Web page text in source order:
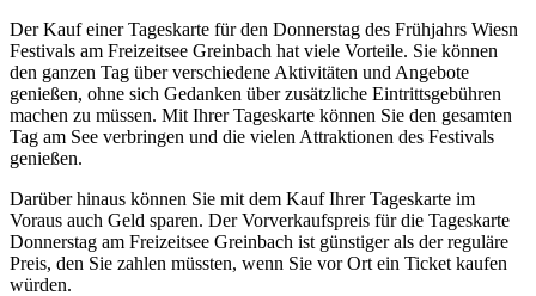
Der Kauf einer Tageskarte für den Donnerstag des Frühjahrs Wiesn
Festivals am Freizeitsee Greinbach hat viele Vorteile. Sie können
den ganzen Tag über verschiedene Aktivitäten und Angebote
genießen, ohne sich Gedanken über zusätzliche Eintrittsgebühren
machen zu müssen. Mit Ihrer Tageskarte können Sie den gesamten
Tag am See verbringen und die vielen Attraktionen des Festivals
genießen.
Darüber hinaus können Sie mit dem Kauf Ihrer Tageskarte im
Voraus auch Geld sparen. Der Vorverkaufspreis für die Tageskarte
Donnerstag am Freizeitsee Greinbach ist günstiger als der reguläre
Preis, den Sie zahlen müssten, wenn Sie vor Ort ein Ticket kaufen
würden.